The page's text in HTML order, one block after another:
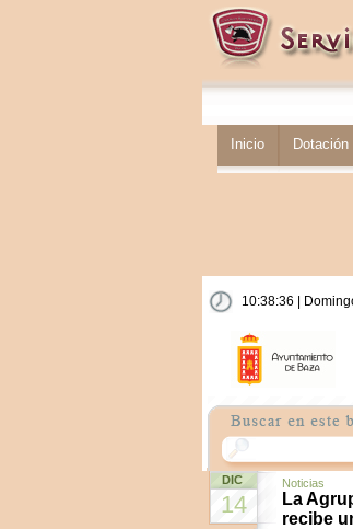
Inicio Dotación
10:38:36 |
DIC
14
Noticias
La
recibe